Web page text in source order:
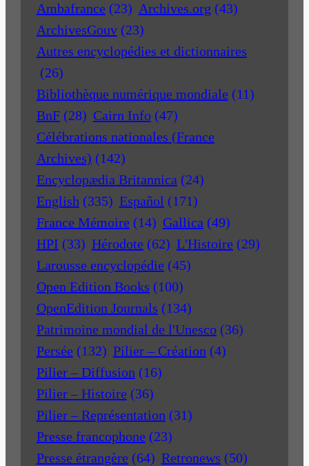
Ambafrance (23) Archives.org (43)
ArchivesGouv (23)
Autres encyclopédies et dictionnaires
(26)
Bibliothèque numérique mondiale (11)
BnF (28) Cairn Info (47)
Célébrations nationales (France
Archives) (142)
Encyclopædia Britannica (24)
English (335) Español (171)
France Mémoire (14) Gallica (49)
HPI (33) Hérodote (62) L'Histoire (29)
Larousse encyclopédie (45)
Open Edition Books (100)
OpenEdition Journals (134)
Patrimoine mondial de l'Unesco (36)
Persée (132) Pilier – Création (4)
Pilier – Diffusion (16)
Pilier – Histoire (36)
Pilier – Représentation (31)
Presse francophone (23)
Presse étrangère (64) Retronews (50)